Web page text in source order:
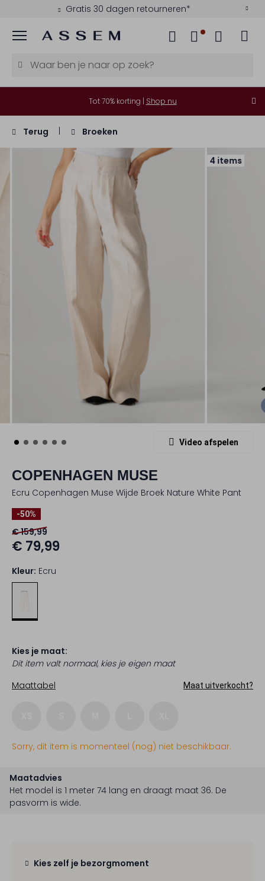
Gratis 30 dagen retourneren*
Menu
Tot 70% korting | Shop nu
Terug Broeken
4 items
Video afspelen
COPENHAGEN MUSE
Ecru Copenhagen Muse Wijde Broek Nature White Pant
-50%
€ 159,99
€ 79,99
Kleur: Ecru
Kies je maat:
Dit item valt normaal, kies je eigen maat
Maattabel
Maat uitverkocht?
Sorry, dit item is momenteel (nog) niet beschikbaar.
Maatadvies
Het model is 1 meter 74 lang en draagt maat 36. De
pasvorm is wide.
Kies zelf je bezorgmoment